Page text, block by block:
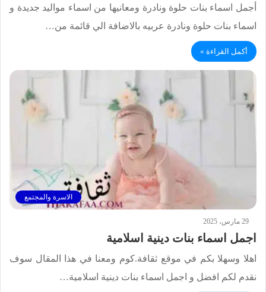
أجمل اسماء بنات حلوة ونادرة ومعانيها من اسماء مواليد جديدة و
اسماء بنات حلوة ونادرة عربيه بالاضافة الي قائمة من…
أكمل القراءة »
الاسرة والمجتمع
29 مارس، 2025
اجمل اسماء بنات دينية اسلامية
اهلا وسهلا بكم في موقع ثقافة.كوم ومعنا في هذا المقال سوف
نقدم لكم افضل و اجمل اسماء بنات دينية اسلامية…